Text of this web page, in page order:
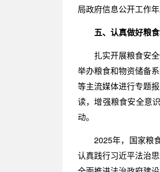
局政府信息公开工作
五、认真做好粮
扎实开展粮食安
举办粮食和物资储备
等主流媒体进行专题
读，增强粮食安全意
动。
2025年，国家粮
认真践行习近平法治